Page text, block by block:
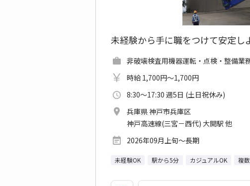
未経験から手に職をつけて安定
非破壊検査用機器運転・点検・整備業
時給 1,700円～1,700円
8:30～17:30 週5日 (土日祝休み)
兵庫県 神戸市兵庫区
神戸高速線(三宮－西代) 大開駅 他
2026年09月上旬～長期
未経験OK 駅から5分 カジュアルOK 複